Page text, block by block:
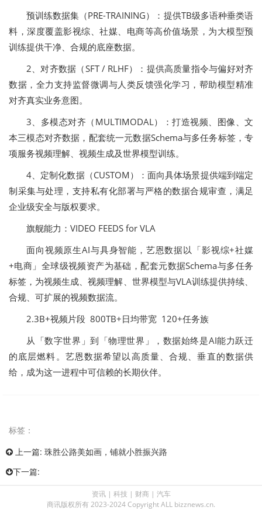
预训练数据集（PRE-TRAINING）：提供TB级多语种垂类语
料，深度覆盖影视综、社媒、电商等高价值场景，为大模型预
训练提供干净、合规的底座数据。
2、对齐数据（SFT / RLHF）：提供高质量指令与偏好对齐
数据，全力支持监督微调与人类反馈强化学习，帮助模型精准
对齐真实业务意图。
3、多模态对齐（MULTIMODAL）：打造视频、图像、文
本三模态对齐数据，配套统一元数据Schema与多任务标签，专
项服务视频理解、视频生成及世界模型训练。
4、定制化数据（CUSTOM）：面向具体场景提供端到端定
制采集与处理，支持私有化部署与严格的数据合规审查，满足
企业级安全与版权要求。
旗舰能力：VIDEO FEEDS for VLA
面向视频原生AI与具身智能，艺恩数据以「影视综+社媒
+电商」全球级视频资产为基础，配套元数据Schema与多任务
标签，为视频生成、视频理解、世界模型与VLA训练提供持续、
合规、可扩展的视频数据流。
2.3B+视频片段 800TB+日均带宽 120+任务族
从「数字世界」到「物理世界」，数据始终是AI能力跃迁
的底层燃料。艺恩数据希望以高质量、合规、垂直的数据供
给，成为这一进程中可信赖的长期伙伴。
标签：
上一篇: 珠胜公路美如画，铺就小胜振兴路
下一篇:
资讯| 科技 | 财商| 汽车
商讯版权所有 2023-2024 Copyright ALL bizznews.cn.